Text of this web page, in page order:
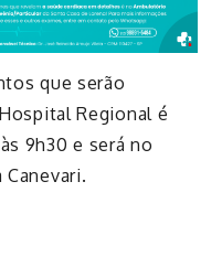
que serão
Regional é
9h30 e será no
Canevari.